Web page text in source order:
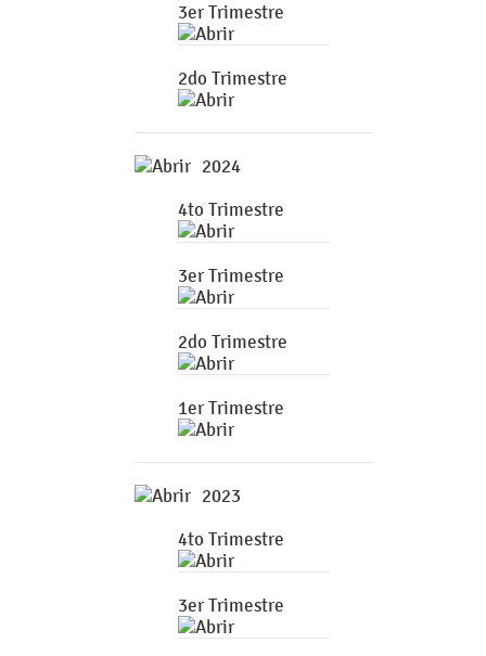
3er Trimestre
2do Trimestre
2024
4to Trimestre
3er Trimestre
2do Trimestre
1er Trimestre
2023
4to Trimestre
3er Trimestre